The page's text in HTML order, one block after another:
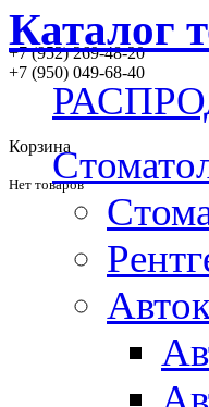
+7 (952) 269-48-20
‪+7 (950) 049-68-40
Корзина
Нет товаров
Каталог